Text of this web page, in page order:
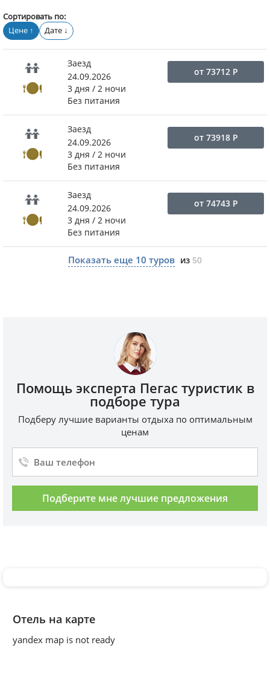
Сортировать по:
Цене ↑ Дате ↓
Заезд
24.09.2026
3 дня / 2 ночи
Без питания
от 73712Р
Заезд
24.09.2026
3 дня / 2 ночи
Без питания
от 73918Р
Заезд
24.09.2026
3 дня / 2 ночи
Без питания
от 74743Р
Показать еще 10 туров из 50
Помощь эксперта Пегас туристик в
подборе тура
Подберу лучшие варианты отдыха по оптимальным
ценам
Подберите мне лучшие предложения
Отель на карте
yandex map is not ready